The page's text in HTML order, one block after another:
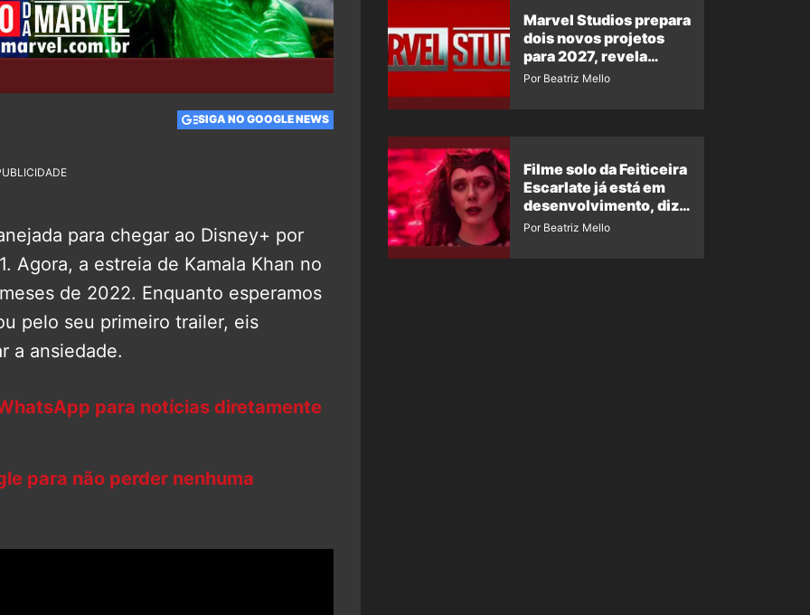
SIGA NO GOOGLE NEWS
para chegar ao Disney+ por
Agora, a estreia de Kamala Khan no
de 2022. Enquanto esperamos
pelo seu primeiro trailer, eis
a ansiedade.
para notícias diretamente
para não perder nenhuma
Marvel Studios prepara
dois novos projetos
para 2027, revela
insider
Por Beatriz Mello
Filme solo da Feiticeira
Escarlate já está em
desenvolvimento, diz
insider
Por Beatriz Mello